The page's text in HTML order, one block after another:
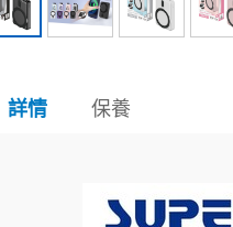
詳情 保養